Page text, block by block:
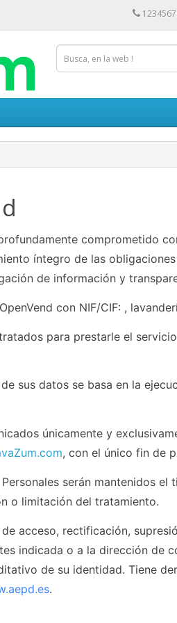
comprometido
íntegro de las
de información y
con NIF/CIF: ,
para prestarle el
sus datos se basa en la
únicamente y
, con el único fin de
Personales serán mantenidos
o limitación del tratamiento.
acceso, rectificación,
indicada o a la dirección de
de su identidad. Tiene
.